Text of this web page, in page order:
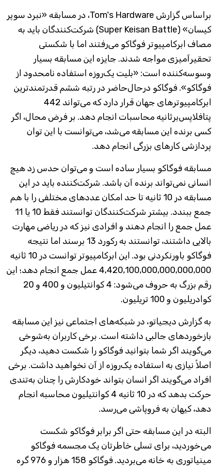
براساس گزارش Tom's Hardware، در مسابقه «نبرد سوپر
کیسان» (Super Keisan Battle) شرکت‌کنندگان باید به
مصاف ابرکامپیوتر فوگاکو می‌رفتند اما با شکستی
تحقیرآمیزی مواجه شدند. جایزه این مسابقه بسیار
وسوسه‌کننده است: «بلیت یک‌روزه استفاده نامحدود از
فوگاکو». فوگاکو درحال‌حاضر در رتبه ششم قدرتمندترین
ابرکامپیوترهای جهان قرار دارد که می‌تواند 442
پتافلاپس‌برثانیه محاسبات انجام دهد. بر فرض محال، اگر
کسی برنده این مسابقه می‌شد، می‌توانست با این توان
پردازشی کارهای بزرگی انجام دهد.
مسابقه‌ فوگاکو بسیار ساده است و می‌توان حدس زد هیچ
انسانی نمی‌تواند برنده آن باشد. شرکت‌کننده باید در این
مسابقه در 10 ثانیه تا حد امکان عددهای مختلفی را با هم
جمع ببندد. بیشتر شرکت‌کنندگان توانستند فقط 10 یا 11
عمل جمع را انجام دهند و افرادی نیز که در ریاضی مهارت
بالایی داشتند، توانستند به رکورد 13 برسند اما نتیجه
فوگاکو باورنکردنی بود. این ابرکامپیوتر توانست در 10 ثانیه
4,420,100,000,000,000,000 عمل جمع انجام دهد؛ این
رقم بزرگ به حروف می‌شود: 4 کوانتیلیون و 400 و 20
کوادریلیون و 100 تریلیون.
به گزارش دیجیاتو، در شبکه‌های اجتماعی نیز این مسابقه
بازخوردهای جالبی داشته است. برخی کاربران به‌شوخی
می‌گویند اگر شما بتوانید فوگاکو را شکست دهید، دیگر
اصلاً نیازی به استفاده یک‌روزه از آن نخواهید داشت. برخی
افراد می‌گویند اگر انسان بتواند خودکارش را چنان به‌تندی
حرکت بدهد که در 10 ثانیه 4 کوانتیلیون محاسبه انجام
دهد، کیهان به فروپاشی می‌رسد.
البته در این مسابقه حتی اگر برابر فوگاکو شکست
می‌خوردید، برای تسلی خاطرتان یک مجسمه فوگاکو
مینیاتوری به خانه می‌بردید. فوگاکو 158 هزار و 976 گره